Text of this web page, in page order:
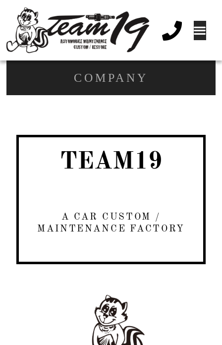
COMPANY
TEAM19
A CAR CUSTOM /
MAINTENANCE FACTORY